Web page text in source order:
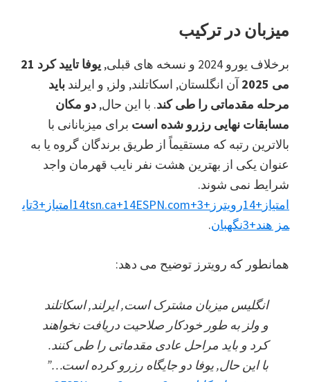
میزبان در ترکیب
برخلاف یورو 2024 و نسخه های قبلی,
یوفا تایید کرد 21
می 2025
آن انگلستان, اسکاتلند, ولز, و ایرلند باید
مرحله مقدماتی را طی کند. با این حال, دو مکان
مسابقات نهایی رزرو شده است برای میزبانانی با
بالاترین رتبه که مستقیماً از طریق برندگان گروه یا به
عنوان یکی از بهترین هشت نفر نایب قهرمان واجد
شرایط نمی شوند.
امتیاز +14 رویترز +14
tsn.ca+14ESPN.com+3 امتیاز +3 تای
مز هند+3 نگهبان.
همانطور که رویترز توضیح می دهد:
انگلیس میزبان مشترک است, ایرلند, اسکاتلند
و ولز به طور خودکار صلاحیت دریافت نخواهند
کرد و باید مراحل عادی مقدماتی را طی کنند.
با این حال, یوفا دو جایگاه رزرو کرده است…”